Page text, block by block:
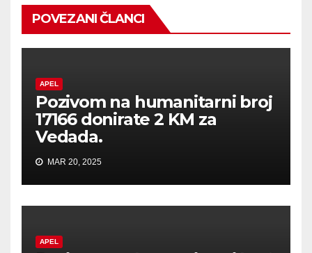
POVEZANI ČLANCI
APEL
Pozivom na humanitarni broj
17166 donirate 2 KM za
Vedada.
MAR 20, 2025
APEL